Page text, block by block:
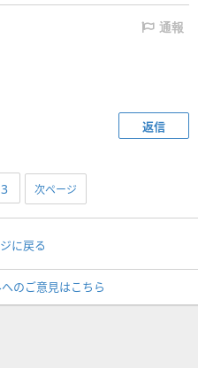
通報
返信
3 次ページ
に戻る
のご意見はこちら